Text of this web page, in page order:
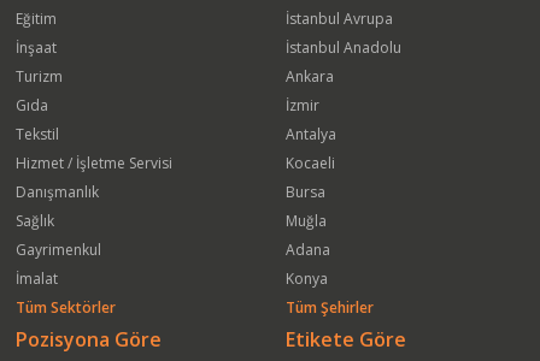
Eğitim
İnşaat
Turizm
Gıda
Tekstil
Hizmet / İşletme Servisi
Danışmanlık
Sağlık
Gayrimenkul
İmalat
Tüm Sektörler
İstanbul Avrupa
İstanbul Anadolu
Ankara
İzmir
Antalya
Kocaeli
Bursa
Muğla
Adana
Konya
Tüm Şehirler
Pozisyona Göre Etikete Göre